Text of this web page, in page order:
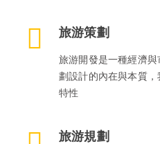
旅游策劃
旅游開發是一種經濟
劃設計的內在與本質
特性
旅游規劃